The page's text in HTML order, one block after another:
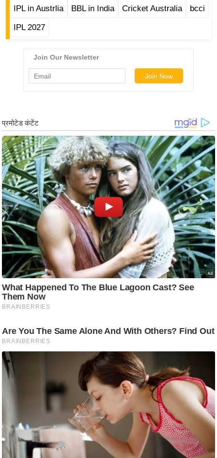
टो
र्ल्ड
रं
ज
न
ज
ग
त
बॉ
ली
वु
ड
हॉ
ली
वु
ड
फि
स
मी
क्षा
B
k
i
n
IPL in Austrlia BBL in India Cricket Australia bcci
IPL 2027